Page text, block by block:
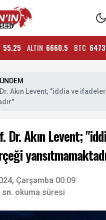
55.25 ALTIN 6660.5 BTC
Akın Levent; "iddia ve
Dr. Akın Levent;
Çarşamba 00:09
sn. okuma süresi